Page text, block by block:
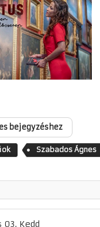
bejegyzéshez
Szabados Ágnes
Kedd